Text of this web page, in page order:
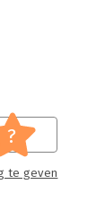
?
te geven